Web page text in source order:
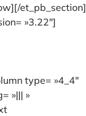
et_pb_section]
»3.22″]
type= »4_4″
»||| »